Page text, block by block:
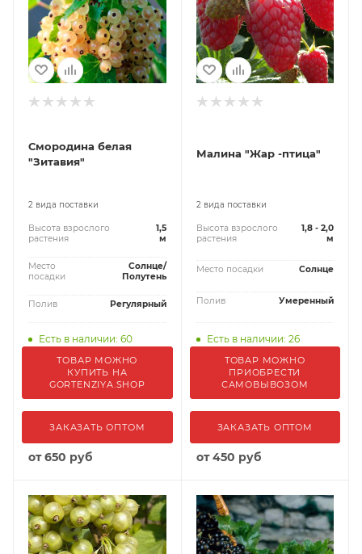
Смородина белая
"Зитавия"
2 вида поставки
Высота взрослого
растения
1,5
м
Место
посадки
Солнце/
Полутень
Полив Регулярный
Есть в наличии: 60
ТОВАР МОЖНО
КУПИТЬ НА
GORTENZIYA.SHOP
ЗАКАЗАТЬ ОПТОМ
от650 руб
Малина "Жар -птица"
2 вида поставки
Высота взрослого
растения
1,8 - 2,0
м
Место посадки Солнце
Полив Умеренный
Есть в наличии: 26
ТОВАР МОЖНО
ПРИОБРЕСТИ
САМОВЫВОЗОМ
ЗАКАЗАТЬ ОПТОМ
от450 руб